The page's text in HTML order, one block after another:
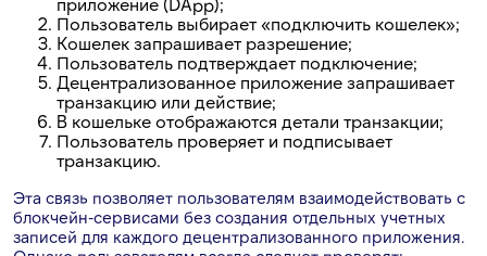
приложение (DApp);
Пользователь выбирает «подключить кошелек»;
Кошелек запрашивает разрешение;
Пользователь подтверждает подключение;
Децентрализованное приложение запрашивает
транзакцию или действие;
В кошельке отображаются детали транзакции;
Пользователь проверяет и подписывает
транзакцию.
Эта связь позволяет пользователям взаимодействовать с
блокчейн-сервисами без создания отдельных учетных
записей для каждого децентрализованного приложения.